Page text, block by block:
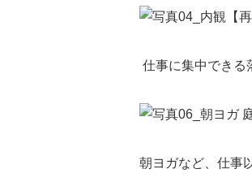
仕事に集中できる
朝ヨガなど、仕事